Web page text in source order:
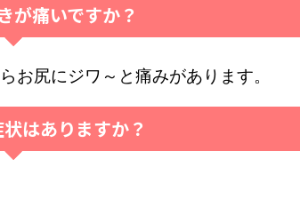
が痛いですか？
お尻にジワ～と痛みがあります。
はありますか？